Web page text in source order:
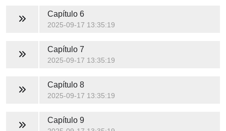
Capítulo 6
2025-09-17 13:35:19
Capítulo 7
2025-09-17 13:35:19
Capítulo 8
2025-09-17 13:35:19
Capítulo 9